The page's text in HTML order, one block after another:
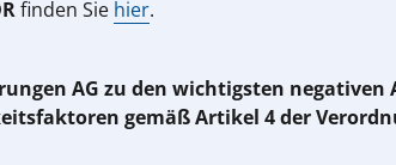
finden Sie hier.
AG zu den wichtigsten
gemäß Artikel 4 der